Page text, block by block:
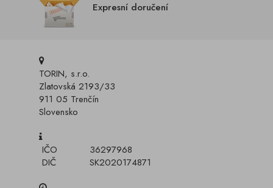
Expresní doručení
TORIN, s.r.o.
Zlatovská 2193/33
911 05 Trenčín
Slovensko
IČO
36297968
DIČ
SK2020174871